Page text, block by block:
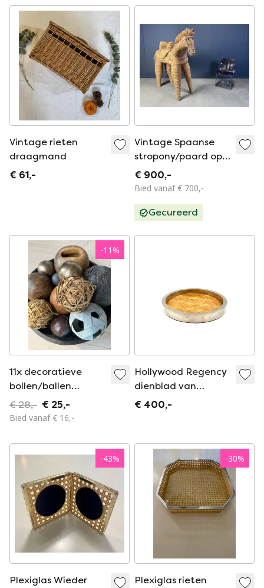
Vintage rieten
draagmand
€ 61,-
Vintage Spaanse
stropony/paard op
ware grootte, jaren
60
€ 900,-
Bied vanaf € 700,-
Gecureerd
-11%
11x decoratieve
bollen/ballen
verzameling
€ 28,- € 25,-
Bied vanaf € 16,-
Hollywood Regency
dienblad van
bamboe en messing,
€ 400,-
-43%
Plexiglas Wieder
-30%
Plexiglas rieten